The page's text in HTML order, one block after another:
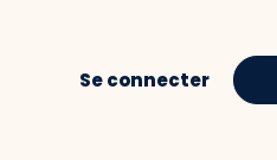
Se connecter